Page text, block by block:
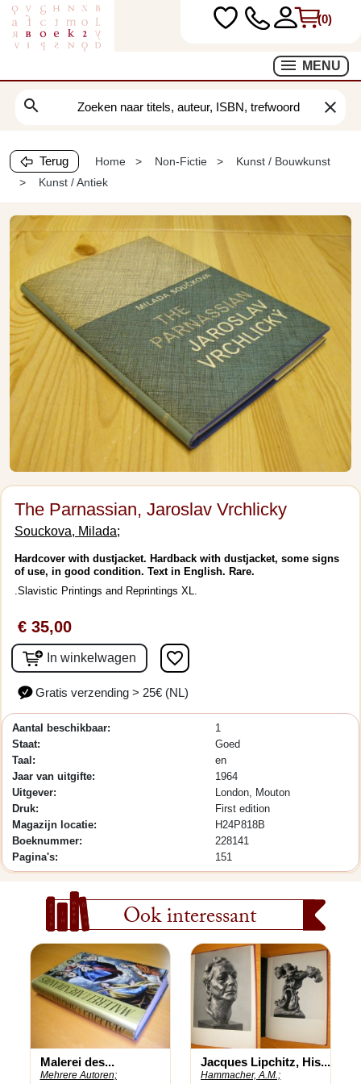
(0)
MENU
search clear
Terug Home Non-Fictie
Kunst / Bouwkunst
Kunst / Antiek
The Parnassian, Jaroslav Vrchlicky
Souckova, Milada;
Hardcover with dustjacket. Hardback with dustjacket, some signs
of use, in good condition. Text in English. Rare.
.Slavistic Printings and Reprintings XL.
€ 35,00
In winkelwagen favorite_border
Gratis verzending > 25€ (NL)
Aantal beschikbaar:
1
Staat:
Goed
Taal:
en
Jaar van uitgifte:
1964
Uitgever:
London, Mouton
Druk:
First edition
Magazijn locatie:
H24P818B
Boeknummer:
228141
Pagina's:
151
Ook interessant
Malerei des...
Mehrere Autoren;
Jacques Lipchitz, His...
Hammacher, A.M.;